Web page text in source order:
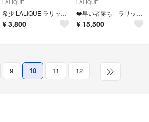
LALIQUE
希少 LALIQUE ラリック サティーヌ オードパルファム 香水 100ml
¥ 3,800
LALIQUE
❤️早い者勝ち ラリック 希少 ドゥ・フルール 香水瓶 新品
¥ 15,500
9 10 11 12 …